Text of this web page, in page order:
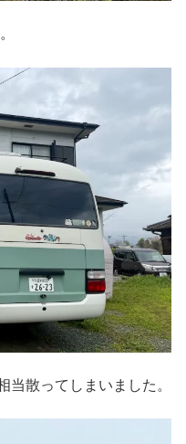
当散ってしまいました。